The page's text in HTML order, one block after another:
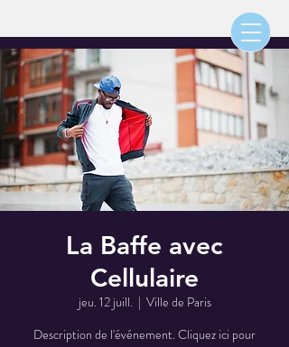
La Baffe avec
Cellulaire
jeu. 12 juill.
  |
Ville de Paris
Description de l'événement. Cliquez ici pour